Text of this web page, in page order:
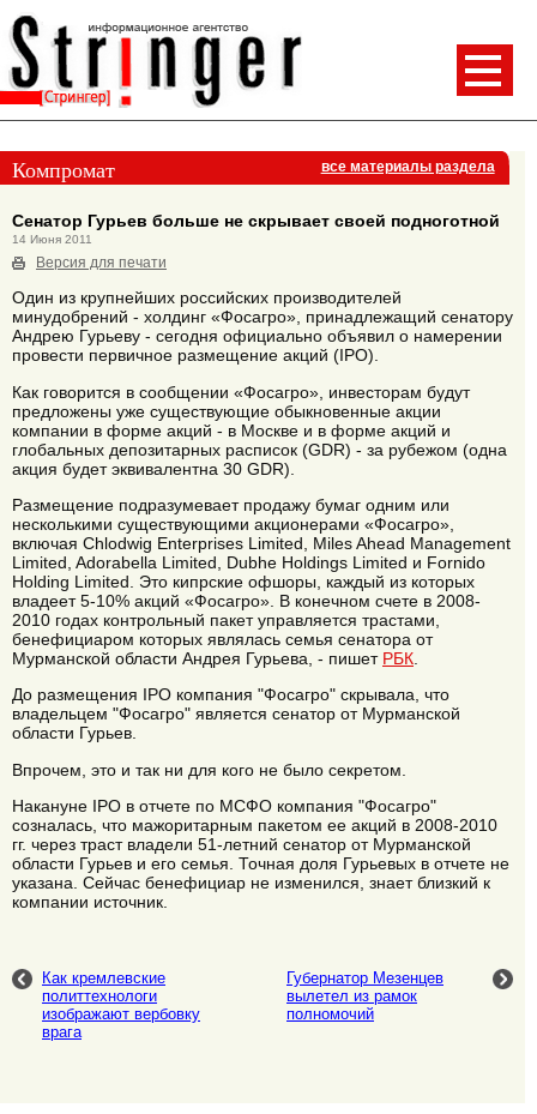
Компромат все материалы раздела
Сенатор Гурьев больше не скрывает своей подноготной
14 Июня 2011
Версия для печати
Один из крупнейших российских производителей
минудобрений - холдинг «Фосагро», принадлежащий сенатору
Андрею Гурьеву - сегодня официально объявил о намерении
провести первичное размещение акций (IPO).
Как говорится в сообщении «Фосагро», инвесторам будут
предложены уже существующие обыкновенные акции
компании в форме акций - в Москве и в форме акций и
глобальных депозитарных расписок (GDR) - за рубежом (одна
акция будет эквивалентна 30 GDR).
Размещение подразумевает продажу бумаг одним или
несколькими существующими акционерами «Фосагро»,
включая Chlodwig Enterprises Limited, Miles Ahead Management
Limited, Adorabella Limited, Dubhe Holdings Limited и Fornido
Holding Limited. Это кипрские офшоры, каждый из которых
владеет 5-10% акций «Фосагро». В конечном счете в 2008-
2010 годах контрольный пакет управляется трастами,
бенефициаром которых являлась семья сенатора от
Мурманской области Андрея Гурьева, - пишет РБК
До размещения IPO компания "Фосагро" скрывала, что
владельцем "Фосагро" является сенатор от Мурманской
области Гурьев.
Впрочем, это и так ни для кого не было секретом.
Накануне IPO в отчете по МСФО компания "Фосагро"
созналась, что мажоритарным пакетом ее акций в 2008-2010
гг. через траст владели 51-летний сенатор от Мурманской
области Гурьев и его семья. Точная доля Гурьевых в отчете не
указана. Сейчас бенефициар не изменился, знает близкий к
компании источник.
Как кремлевские
политтехнологи
изображают вербовку
врага
Губернатор Мезенцев
вылетел из рамок
полномочий